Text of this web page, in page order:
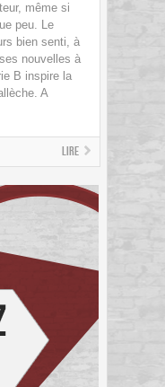
même si
peu. Le
bien senti, à
nouvelles à
B inspire la
A
Lire